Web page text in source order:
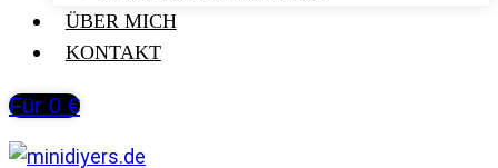
ÜBER MICH
KONTAKT
Für 0 €